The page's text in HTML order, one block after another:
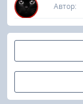
Автор: